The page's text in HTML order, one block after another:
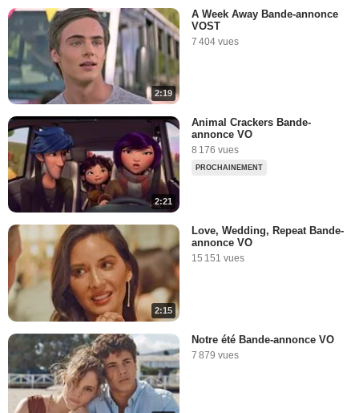
2:19
A Week Away Bande-annonce
VOST
7 404 vues
2:21
Animal Crackers Bande-
annonce VO
8 176 vues
PROCHAINEMENT
2:15
Love, Wedding, Repeat Bande-
annonce VO
15 151 vues
Notre été Bande-annonce VO
7 879 vues